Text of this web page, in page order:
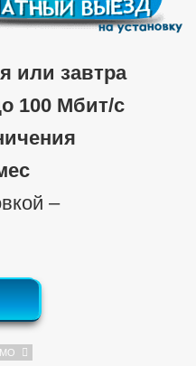
или завтра
100 Мбит/c
‒
МО